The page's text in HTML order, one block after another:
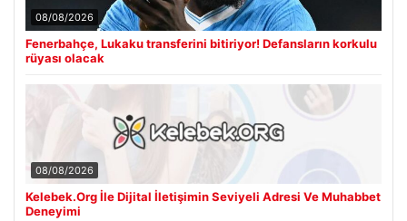
08/08/2026
Fenerbahçe, Lukaku transferini bitiriyor! Defansların korkulu
rüyası olacak
08/08/2026
Kelebek.Org İle Dijital İletişimin Seviyeli Adresi Ve Muhabbet
Deneyimi